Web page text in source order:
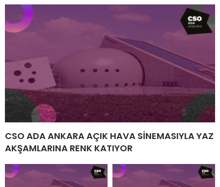
CSO ADA ANKARA AÇIK HAVA SİNEMASIYLA YAZ
AKŞAMLARINA RENK KATIYOR